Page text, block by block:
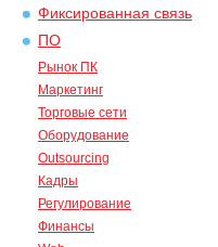
Фиксированная связь
ПО
Рынок ПК
Маркетинг
Торговые сети
Оборудование
Outsourcing
Кадры
Регулирование
Финансы